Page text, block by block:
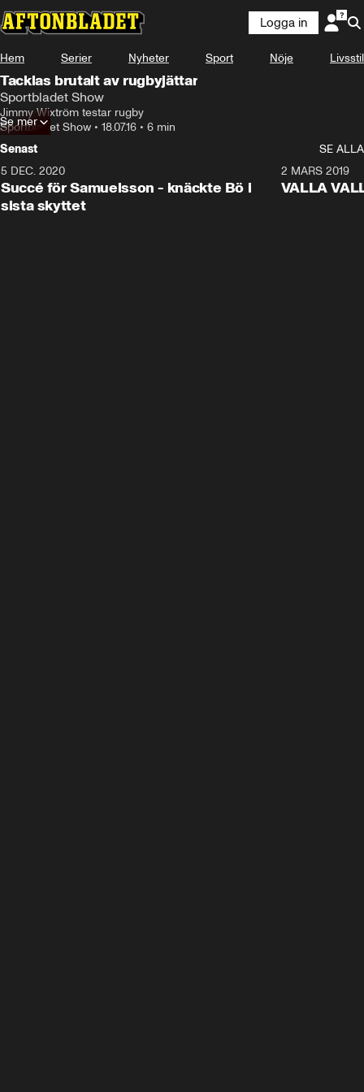
Logga in
Hem Serier Nyheter Sport Nöje Livsstil
Tacklas brutalt av rugbyjättar
Sportbladet Show
Jimmy Wixtröm testar rugby
Sportbladet Show • 18.07.16 • 6 min
Se mer
Senast
SE ALLA
5 DEC. 2020
Succé för Samuelsson - knäckte Bö i
sista skyttet
2 MARS 2019
VALLA